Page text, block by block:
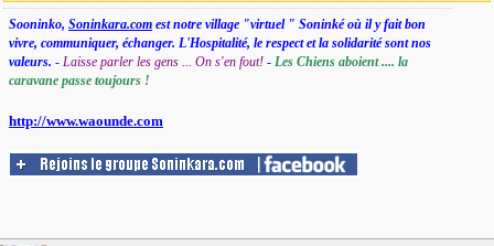
Sooninko, Soninkara.com est notre village "virtuel " Soninké où il y fait bon
vivre, communiquer, échanger. L'Hospitalité, le respect et la solidarité sont nos
valeurs. - Laisse parler les gens ... On s'en fout! - Les Chiens aboient .... la
caravane passe toujours !
http://www.waounde.com